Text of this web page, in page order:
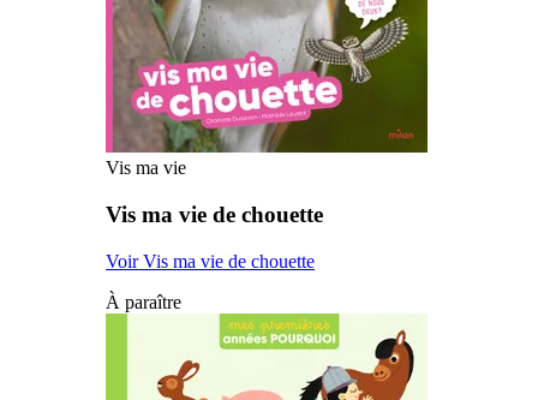
Vis ma vie
Vis ma vie de chouette
Voir Vis ma vie de chouette
À paraître